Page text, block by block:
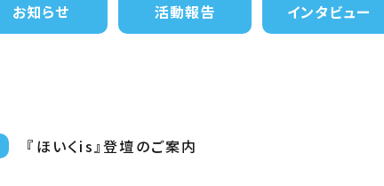
お知らせ 活動報告 インタビュー
『ほいくis』登壇のご案内